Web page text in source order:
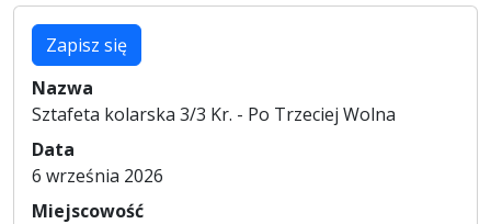
Zapisz się
Nazwa
Sztafeta kolarska 3/3 Kr. - Po Trzeciej Wolna
Data
6 września 2026
Miejscowość